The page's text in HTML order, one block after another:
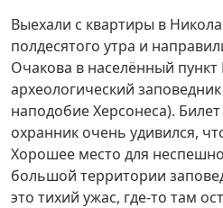
Выехали с квартиры в
полдесятого утра и
Очакова в населённый
археологический
наподобие Херсонеса).
охранник очень удивился,
Хорошее место для
большой территории
это тихий ужас, где-то там